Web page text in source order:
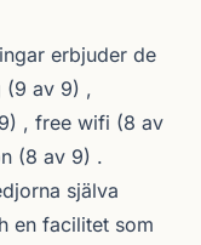
erbjuder de
(9 av 9) ,
, free wifi (8 av
(8 av 9) .
själva
en facilitet som